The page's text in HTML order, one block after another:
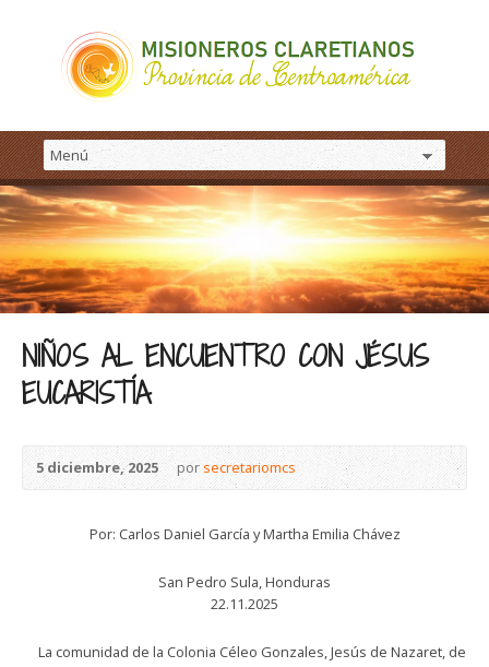
NIÑOS AL ENCUENTRO CON JÉSUS
EUCARISTÍA
5 diciembre, 2025 por secretariomcs
Por: Carlos Daniel García y Martha Emilia Chávez
San Pedro Sula, Honduras
22.11.2025
La comunidad de la Colonia Céleo Gonzales, Jesús de Nazaret, de